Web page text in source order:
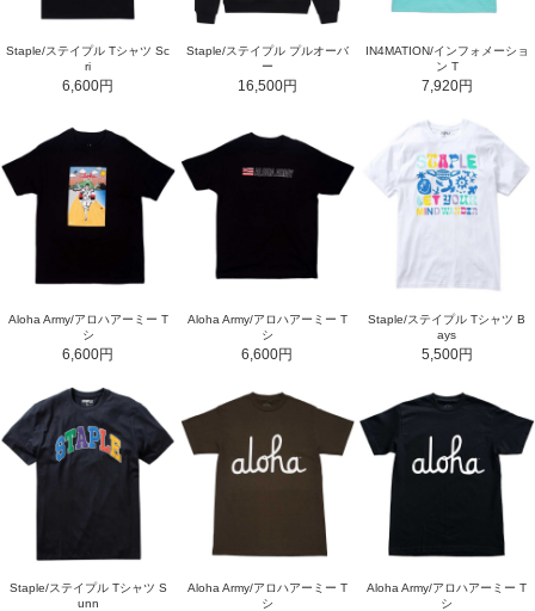
Staple/ステイプル Tシャツ Sc
ri
6,600円
Staple/ステイプル プルオーバ
ー
16,500円
IN4MATION/インフォメーショ
ン T
7,920円
Aloha Army/アロハアーミー T
シ
6,600円
Aloha Army/アロハアーミー T
シ
6,600円
Staple/ステイプル Tシャツ B
ays
5,500円
Staple/ステイプル Tシャツ S
unn
Aloha Army/アロハアーミー T
シ
Aloha Army/アロハアーミー T
シ